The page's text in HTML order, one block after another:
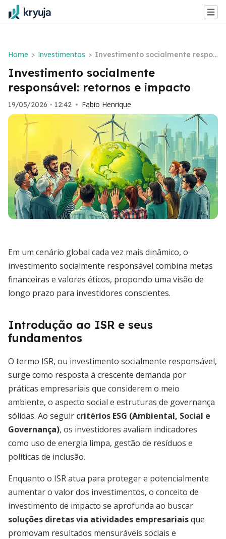
Home > Investimentos > Investimento socialmente respon
sável: retornos e impacto
Investimento socialmente
responsável: retornos e impacto
19/05/2026 - 12:42 • Fabio Henrique
Em um cenário global cada vez mais dinâmico, o
investimento socialmente responsável combina metas
financeiras e valores éticos, propondo uma visão de
longo prazo para investidores conscientes.
Introdução ao ISR e seus
fundamentos
O termo ISR, ou investimento socialmente responsável,
surge como resposta à crescente demanda por
práticas empresariais que considerem o meio
ambiente, o aspecto social e estruturas de governança
sólidas. Ao seguir critérios ESG (Ambiental, Social e
Governança), os investidores avaliam indicadores
como uso de energia limpa, gestão de resíduos e
políticas de inclusão.
Enquanto o ISR atua para proteger e potencialmente
aumentar o valor dos investimentos, o conceito de
investimento de impacto se aprofunda ao buscar
soluções diretas via atividades empresariaisque
promovam resultados mensuráveis sociais e